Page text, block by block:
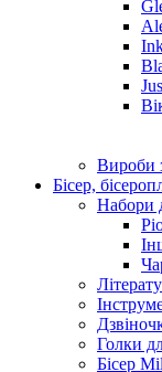
Вироби
Бісер,
Набори
Голки
Бісер